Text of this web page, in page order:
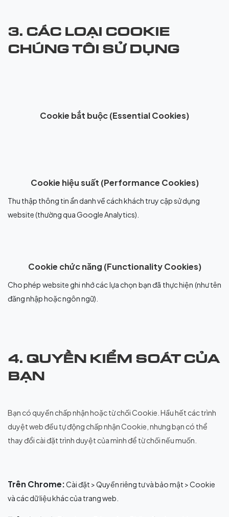
3. CÁC LOẠI COOKIE
CHÚNG TÔI SỬ DỤNG
Cookie bắt buộc (Essential Cookies)
Cookie hiệu suất (Performance Cookies)
Thu thập thông tin ẩn danh về cách khách truy cập sử dụng
website (thường qua Google Analytics).
Cookie chức năng (Functionality Cookies)
Cho phép website ghi nhớ các lựa chọn bạn đã thực hiện (như tên
đăng nhập hoặc ngôn ngữ).
4. QUYỀN KIỂM SOÁT CỦA
BẠN
Bạn có quyền chấp nhận hoặc từ chối Cookie. Hầu hết các trình
duyệt web đều tự động chấp nhận Cookie, nhưng bạn có thể
thay đổi cài đặt trình duyệt của mình để từ chối nếu muốn.
Trên Chrome:Cài đặt > Quyền riêng tư và bảo mật > Cookie
và các dữ liệu khác của trang web.